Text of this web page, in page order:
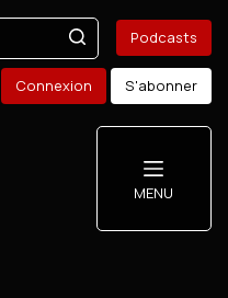
Podcasts
Connexion S'abonner
MENU